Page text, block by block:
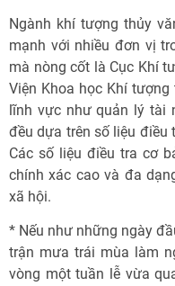
Ngành khí tượng thủy
mạnh với nhiều đơn vị
mà nòng cốt là Cục Khí
Viện Khoa học Khí
lĩnh vực như quản lý tài
đều dựa trên số liệu điều
Các số liệu điều tra cơ
chính xác cao và đa
xã hội.
* Nếu như những ngày
trận mưa trái mùa làm
vòng một tuần lễ vừa